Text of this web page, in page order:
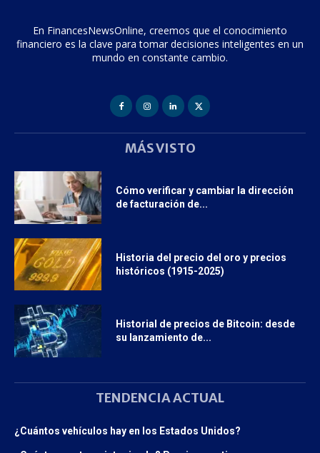
En FinancesNewsOnline, creemos que el conocimiento
financiero es la clave para tomar decisiones inteligentes en un
mundo en constante cambio.
MÁS VISTO
Cómo verificar y cambiar la dirección
de facturación de...
Historia del precio del oro y precios
históricos (1915-2025)
Historial de precios de Bitcoin: desde
su lanzamiento de...
TENDENCIA ACTUAL
¿Cuántos vehículos hay en los Estados Unidos?